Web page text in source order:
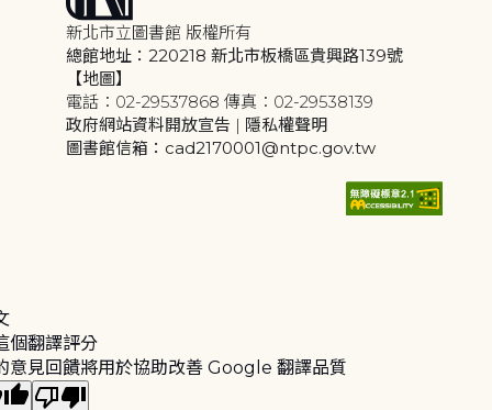
新北市立圖書館 版權所有
總館地址：220218 新北市板橋區貴興路139號
【地圖】
電話：02-29537868 傳真：02-29538139
政府網站資料開放宣告 | 隱私權聲明
圖書館信箱：cad2170001@ntpc.gov.tw
個翻譯評分
意見回饋將用於協助改善 Google 翻譯品質